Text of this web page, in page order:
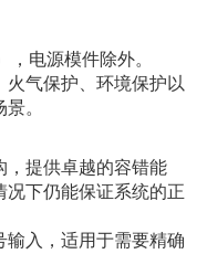
电源模件除外。
气保护、环境保护以
。
，提供卓越的容错能
况下仍能保证系统的正
输入，适用于需要精确